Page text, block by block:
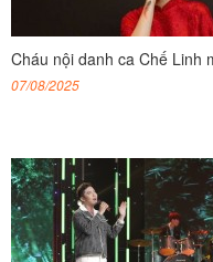
Cháu nội danh ca Chế Linh
07/08/2025